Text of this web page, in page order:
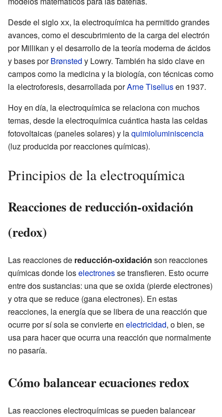
Desde el sigloxx, la electroquímica ha permitido grandes
avances, como el descubrimiento de la carga del electrón
por Millikan y el desarrollo de la teoría moderna de ácidos
y bases porBrønsted y Lowry. También ha sido clave en
campos como la medicina y la biología, con técnicas como
la electroforesis, desarrollada porArne Tiseliusen 1937.
Hoy en día, la electroquímica se relaciona con muchos
temas, desde la electroquímica cuántica hasta las celdas
fotovoltaicas (paneles solares) y laquimioluminiscencia
(luz producida por reacciones químicas).
Principios de la electroquímica
Reacciones de reducción-oxidación
(redox)
Las reacciones de reducción-oxidación son reacciones
químicas donde loselectronesse transfieren. Esto ocurre
entre dos sustancias: una que se oxida (pierde electrones)
y otra que se reduce (gana electrones). En estas
reacciones, la energía que se libera de una reacción que
ocurre por sí sola se convierte en electricidad, o bien, se
usa para hacer que ocurra una reacción que normalmente
no pasaría.
Cómo balancear ecuaciones redox
Las reacciones electroquímicas se pueden balancear